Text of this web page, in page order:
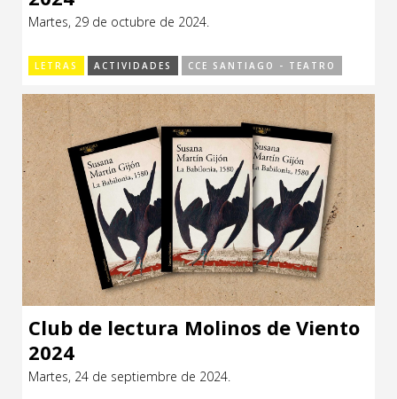
Martes, 29 de octubre de 2024.
LETRAS ACTIVIDADES CCE SANTIAGO - TEATRO
Club de lectura Molinos de Viento
2024
Martes, 24 de septiembre de 2024.